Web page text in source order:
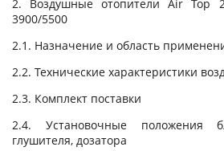
2. Воздушные отопители Air Top
3900/5500
2.1. Назначение и область
2.2. Технические характеристики
2.3. Комплект поставки
2.4. Установочные положения
глушителя, дозатора